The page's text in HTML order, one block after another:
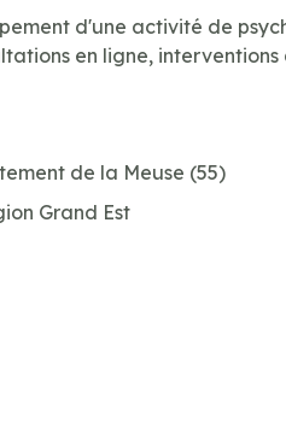
d'une activité de
en ligne, interventions
de la Meuse (55)
Grand Est